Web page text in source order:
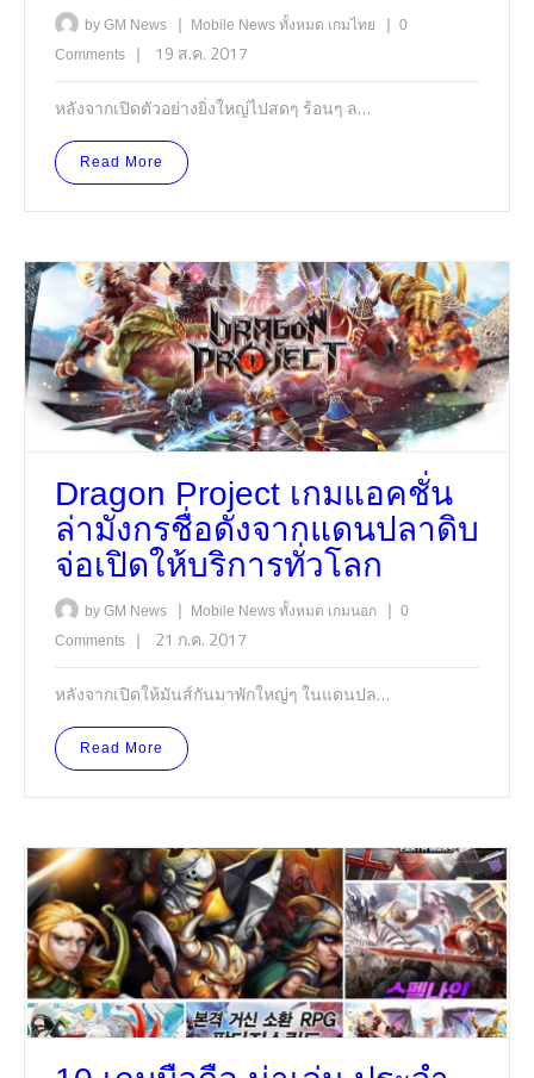
by GM News | Mobile News ทั้งหมด เกมไทย | 0
Comments
| 19 ส.ค. 2017
หลังจากเปิดตัวอย่างยิ่งใหญ่ไปสดๆ ร้อนๆ ล…
Read More
Dragon Project เกมแอคชั่น
ล่ามังกรชื่อดังจากแดนปลาดิบ
จ่อเปิดให้บริการทั่วโลก
by GM News | Mobile News ทั้งหมด เกมนอก | 0
Comments
| 21 ก.ค. 2017
หลังจากเปิดให้มันส์กันมาพักใหญ่ๆ ในแดนปล…
Read More